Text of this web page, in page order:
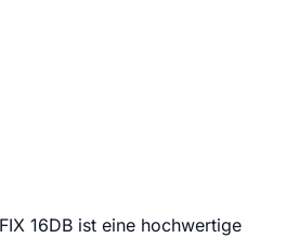
16DB ist eine hochwertige